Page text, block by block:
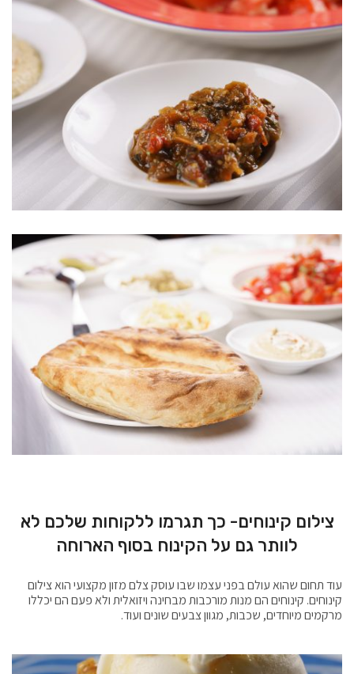
צילום קינוחים- כך תגרמו ללקוחות שלכם לא
לוותר גם על הקינוח בסוף הארוחה
עוד תחום שהוא עולם בפני עצמו שבו עוסק צלם מזון מקצועי הוא צילום
קינוחים. קינוחים הם מנות מורכבות מבחינה ויזואלית ולא פעם הם יכללו
מרקמים מיוחדים, שכבות, מגוון צבעים שונים ועוד.